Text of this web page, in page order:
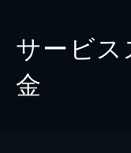
サービ
金